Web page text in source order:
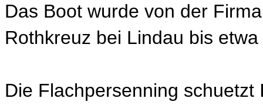
Das Boot wurde von der
Rothkreuz bei Lindau bis
Die Flachpersenning